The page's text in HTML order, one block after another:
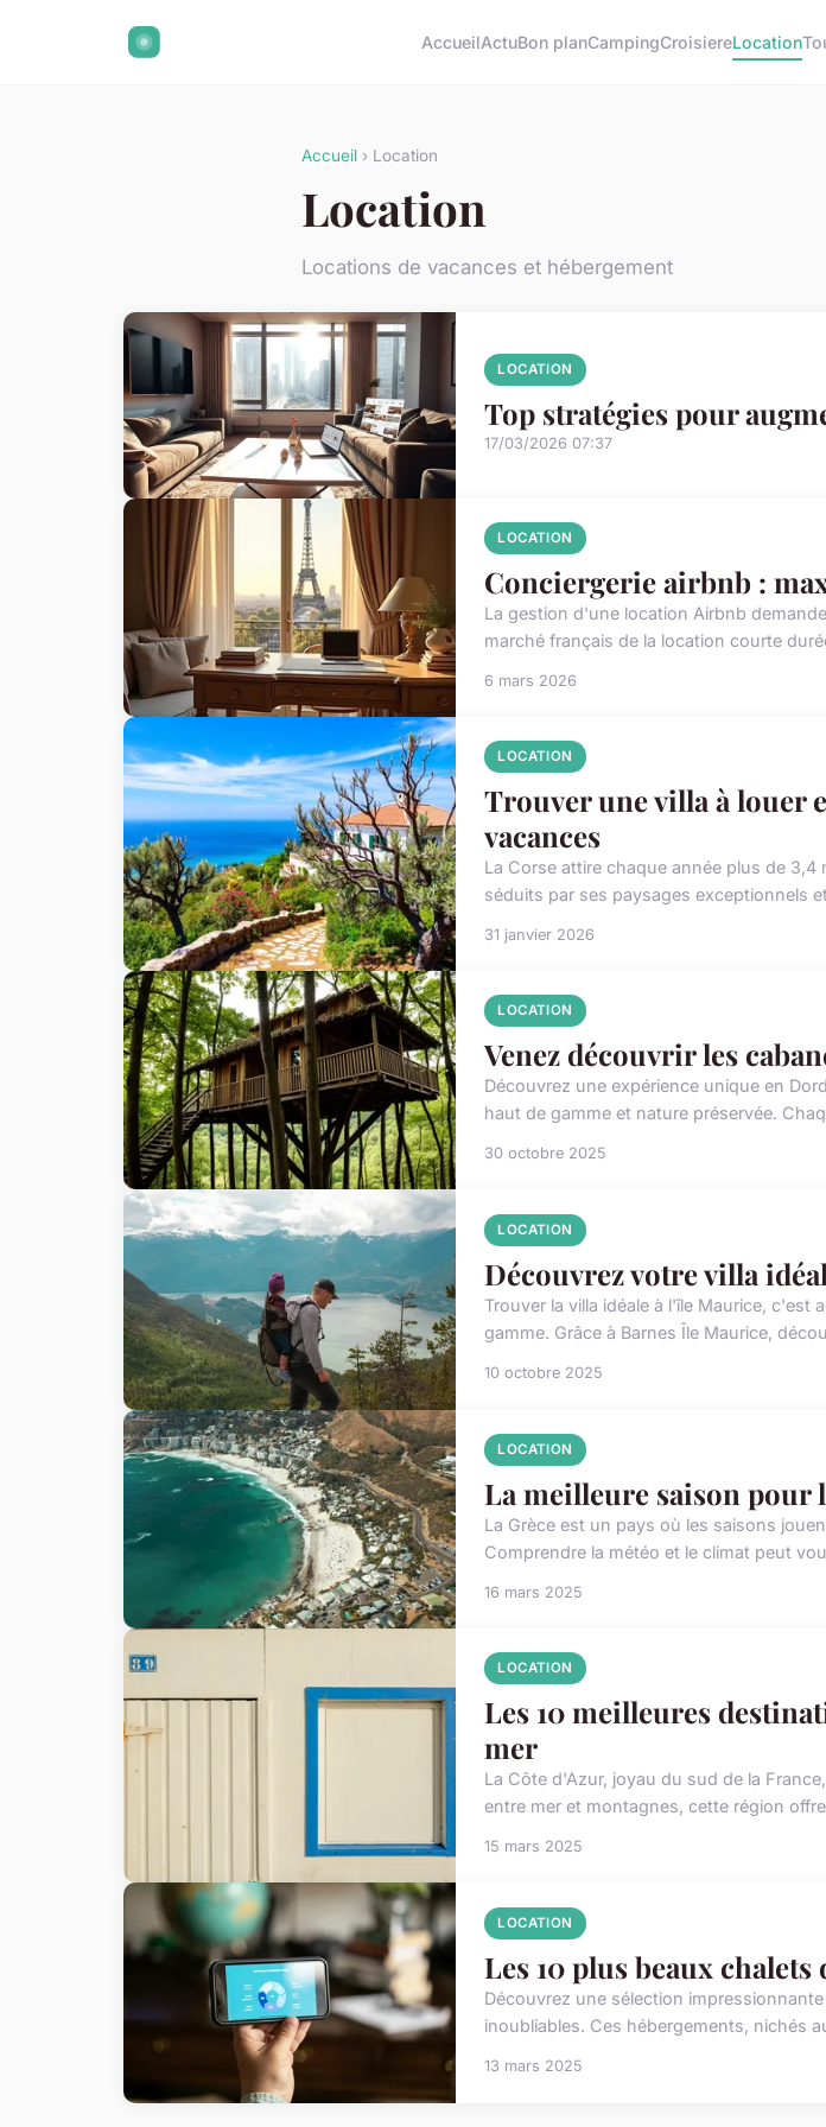
AccueilActuBon planCampingCroisiereLocation
Accueil › Location
Location
Locations de vacances et hébergement
LOCATION
Top stratégies pour
17/03/2026 07:37
LOCATION
Conciergerie airbnb :
La gestion d'une location Airbnb
marché français de la location courte
6 mars 2026
LOCATION
Trouver une villa à louer
vacances
La Corse attire chaque année plus de
séduits par ses paysages exceptionnels
31 janvier 2026
LOCATION
Venez découvrir les
Découvrez une expérience unique en
haut de gamme et nature préservée.
30 octobre 2025
LOCATION
Découvrez votre villa
Trouver la villa idéale à l'île Maurice,
gamme. Grâce à Barnes Île Maurice,
10 octobre 2025
LOCATION
La meilleure saison pour
La Grèce est un pays où les saisons
Comprendre la météo et le climat peut
16 mars 2025
LOCATION
Les 10 meilleures
mer
La Côte d'Azur, joyau du sud de la
entre mer et montagnes, cette région
15 mars 2025
LOCATION
Les 10 plus beaux
Découvrez une sélection
inoubliables. Ces hébergements, nichés
13 mars 2025